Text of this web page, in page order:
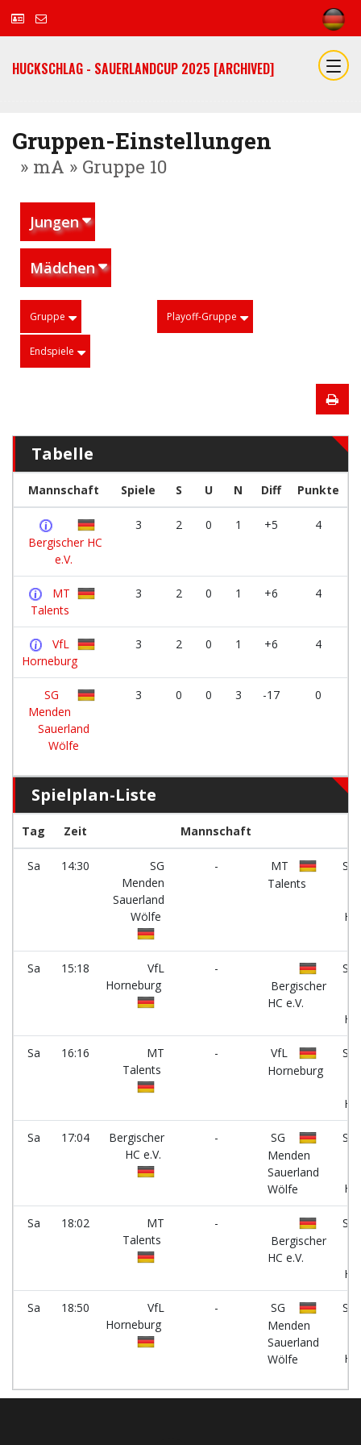
HUCKSCHLAG - SAUERLANDCUP 2025 [ARCHIVED]
Gruppen-Einstellungen
» mA » Gruppe 10
Jungen
Mädchen
Gruppe Playoff-Gruppe
Endspiele
Tabelle
Mannschaft Spiele S U N Diff Punkte
Bergischer HC
e.V.
3 2 0 1 +5 4
MT
Talents
3 2 0 1 +6 4
VfL
Horneburg
3 2 0 1 +6 4
SG
Menden
Sauerland
Wölfe
3 0 0 3 -17 0
Spielplan-Liste
Tag Zeit Mannschaft
Sa 14:30
SG
Menden
Sauerland
Wölfe
-
MT
Talents
Sa 15:18
VfL
Horneburg
-
Bergischer
HC e.V.
Sa 16:16
MT
Talents
-
VfL
Horneburg
Sa 17:04
Bergischer
HC e.V.
-
SG
Menden
Sauerland
Wölfe
Sa 18:02
MT
Talents
-
Bergischer
HC e.V.
Sa 18:50
VfL
Horneburg
-
SG
Menden
Sauerland
Wölfe